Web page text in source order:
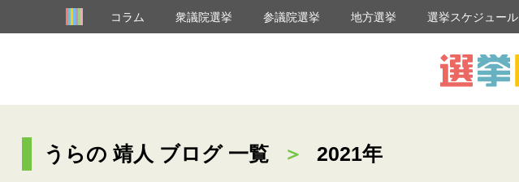
コラム 衆議院選挙 参議院選挙 地方選挙 選挙スケジュール
うらの 靖人 ブログ 一覧 ＞ 2021年